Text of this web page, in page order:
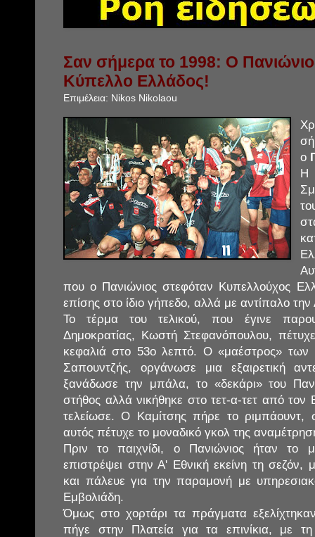
Σαν σήμερα το 1998: Ο
Κύπελλο Ελλάδος!
Επιμέλεια: Nikos Nikolaou
ο
Η
που ο Πανιώνιος στεφόταν Κυπελλούχος
επίσης στο ίδιο γήπεδο, αλλά με αντίπαλο
Το τέρμα του τελικού, που έγινε
Δημοκρατίας, Κωστή Στεφανόπουλου,
κεφαλιά στο 53ο λεπτό. Ο «μαέστρος» των
Σαπουντζής, οργάνωσε μια εξαιρετική
ξανάδωσε την μπάλα, το «δεκάρι» του
στήθος αλλά νικήθηκε στο τετ-α-τετ από
τελείωσε. Ο Καμίτσης πήρε το ριμπάουντ,
αυτός πέτυχε το μοναδικό γκολ της
Πριν το παιχνίδι, ο Πανιώνιος ήταν το
επιστρέψει στην Α' Εθνική εκείνη τη σεζόν,
και πάλευε για την παραμονή με
Εμβολιάδη.
Όμως στο χορτάρι τα πράγματα
πήγε στην Πλατεία για τα επινίκια, με